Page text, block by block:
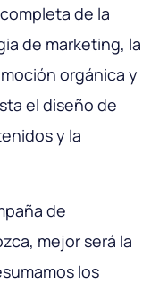
de la
de marketing, la
orgánica y
el diseño de
y la
de
mejor será la
los